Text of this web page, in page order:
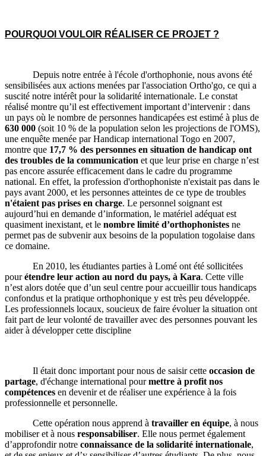
POURQUOI VOULOIR RÉALISER CE PROJET ?
Depuis notre entrée à l'école d'orthophonie, nous avons été
sensibilisées aux actions menées par l'association Ortho'go, ce qui a
suscité notre intérêt pour la solidarité internationale. Le constat
réalisé montre qu’il est effectivement important d’intervenir: dans
un pays où le nombre de personnes handicapées est estimé à plus de
630 000 (soit 10 % de la population selon les projections de l'OMS),
une enquête menée par Handicap international Togo en 2007,
montre que 17,7 % des personnes en situation de handicap ont
des troubles de la communication et que leur prise en charge n’est
pas encore assurée efficacement dans le cadre du programme
national. En effet, la profession d'orthophoniste n'existait pas dans le
pays avant 2000, et les personnes atteintes de ce type de troubles
n'étaient pas prises en charge. Le personnel soignant est
aujourd’hui en demande d’information, le matériel adéquat est
quasiment inexistant, et le nombre limité d’orthophonistes ne
permet pas de subvenir aux besoins de la population togolaise dans
ce domaine.
En 2010, les étudiantes parties à Lomé ont été sollicitées
pourétendre leur action au nord du pays, à Kara. Cette ville
n’est alors dotée que d’un seul centre pour accueillir tous handicaps
confondus et la pratique orthophonique y est très peu développée.
Les professionnels locaux, soucieux de faire évoluer la situation ont
fait part de leur volonté de travailler avec des personnes pouvant les
aider à développer cette discipline
Il était donc important pour nous de saisir cetteoccasion de
partage, d'échange international pourmettre à profit nos
compétences en devenir et de réaliser une expérience à la fois
professionnelle et personnelle.
Cette opération nous apprend àtravailler en équipe, à nous
mobiliser et à nous responsabiliser. Elle nous permet également
d’approfondir notre connaissance de la solidarité internationale,